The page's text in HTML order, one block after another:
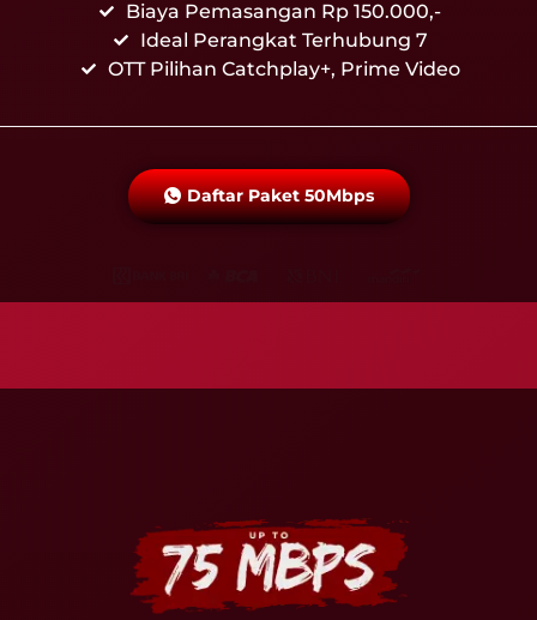
Biaya Pemasangan Rp 150.000,-
Ideal Perangkat Terhubung 7
OTT Pilihan Catchplay+, Prime Video
Daftar Paket 50Mbps